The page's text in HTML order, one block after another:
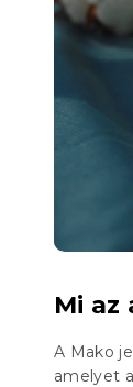
Mi az
A Mako
amelyet